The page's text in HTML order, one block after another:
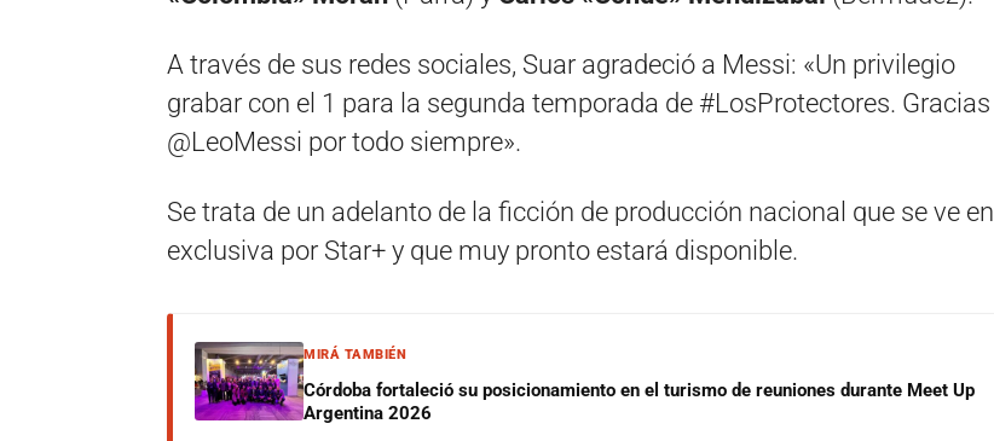
A través de sus redes sociales, Suar agradeció a Messi: «Un privilegio
grabar con el 1 para la segunda temporada de #LosProtectores. Gracias
@LeoMessi por todo siempre».
Se trata de un adelanto de la ficción de producción nacional que se ve en
exclusiva por Star+ y que muy pronto estará disponible.
MIRÁ TAMBIÉN
Córdoba fortaleció su posicionamiento en el turismo de reuniones durante Meet Up
Argentina 2026